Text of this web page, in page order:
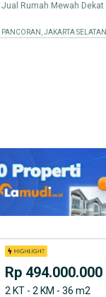
PANCORAN, JAKARTA SELATAN
Rp 494.000.000
2 KT - 2 KM - 36 m2